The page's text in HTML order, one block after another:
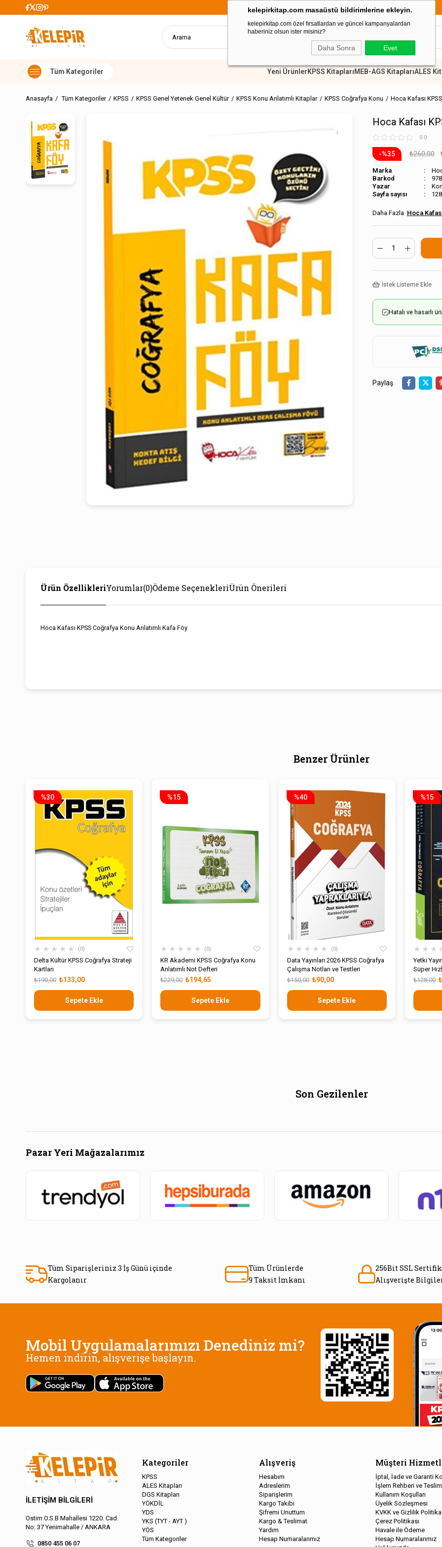
kelepirkitap.com masaüstü bildirimlerine ekleyin.
kelepirkitap.com özel fırsatlardan ve güncel kampanyalardan
haberiniz olsun ister misiniz?
Daha Sonra Evet
Alışverişlerde Kargo Ücretsiz 899 TL Üzeri Alışverişlerde Kargo Ücretsiz
Yeni ÜrünlerKPSS KitaplarıMEB-AGS KitaplarıALES
Anasayfa Tüm Kategoriler KPSS KPSS Genel Yetenek Genel Kültür KPSS Konu Anlatımlı Kitaplar KPSS Coğrafya Konu Hoca Kafası
Hoca Kafası
0.0
35 ₺260,00
Marka
Barkod
Sayfa sayısı
128
Hoca
İstek Listeme Ekle
Hatalı ve hasarlı
Paylaş
Ürün ÖzellikleriYorumlar(0)Ödeme SeçenekleriÜrün Önerileri
Hoca Kafası KPSS Coğrafya Konu Anlatımlı Kafa Föy
Benzer Ürünler
★ ★ ★ ★ ★ 0
Delta Kültür KPSS Coğrafya Strateji
Kartları
₺133,00
₺190,00
Sepete Ekle
%30
★ ★ ★ ★ ★ 0
KR Akademi KPSS Coğrafya Konu
Anlatımlı Not Defteri
₺194,65
₺229,00
Sepete Ekle
%15
★ ★ ★ ★ ★ 0
Data Yayınları 2026 KPSS Coğrafya
Çalışma Notları ve Testleri
₺90,00
₺150,00
Sepete Ekle
%40
★ ★ ★
Yetki
Süper
₺128,00
%15
Son Gezilenler
Pazar Yeri Mağazalarımız
Tüm Siparişleriniz 3 İş Günü içinde
Kargolanır
Tüm Ürünlerde
9 Taksit İmkanı
256Bit SSL
Alışverişte
Mobil Uygulamalarımızı Denediniz mi?
Hemen indirin, alışverişe başlayın.
İLETİŞİM BİLGİLERİ
Ostim O.S.B Mahallesi 1220. Cad.
No: 37 Yenimahalle / ANKARA
0850 455 06 07
Kategoriler
KPSS
ALES Kitapları
DGS Kitapları
YÖKDİL
YDS
YKS (TYT - AYT )
YÖS
Tüm Kategoriler
Alışveriş
Hesabım
Adreslerim
Siparişlerim
Kargo Takibi
Şifremi Unuttum
Kargo & Teslimat
Yardım
Hesap Numaralarımız
Müşteri
İptal, İade ve Garanti
İşlem Rehberi ve
Kullanım Koşulları
Üyelik Sözleşmesi
KVKK ve Gizlilik
Çerez Politikası
Havale ile Ödeme
Hesap Numaralarımız